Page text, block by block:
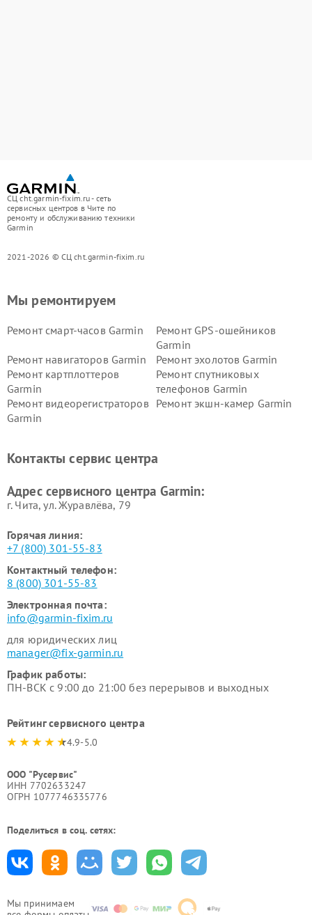
СЦ cht.garmin-fixim.ru - сеть
сервисных центров в Чите по
ремонту и обслуживанию техники
Garmin
2021-2026 © СЦ cht.garmin-fixim.ru
Мы принимаем
Мы ремонтируем
Ремонт смарт-часов Garmin
Ремонт GPS-ошейников
Garmin
Ремонт навигаторов Garmin
Ремонт эхолотов Garmin
Ремонт картплоттеров
Garmin
Ремонт спутниковых
телефонов Garmin
Ремонт видеорегистраторов
Garmin
Ремонт экшн-камер Garmin
Контакты сервис центра
Адрес сервисного центра Garmin:
г. Чита, ул. Журавлёва, 79
Горячая линия:
+7 (800) 301-55-83
Контактный телефон:
8 (800) 301-55-83
Электронная почта:
info@garmin-fixim.ru
для юридических лиц
manager@fix-garmin.ru
График работы:
ПН-ВСК с 9:00 до 21:00 без перерывов и выходных
Рейтинг сервисного центра
4.9-5.0
ООО "Русервис"
ИНН 7702633247
ОГРН 1077746335776
Поделиться в соц. сетях: